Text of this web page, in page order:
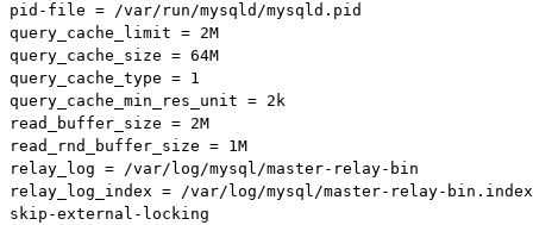
pid-file = /var/run/mysqld/mysqld.pid
query_cache_limit = 2M
query_cache_size = 64M
query_cache_type = 1
query_cache_min_res_unit = 2k
read_buffer_size = 2M
read_rnd_buffer_size = 1M
relay_log = /var/log/mysql/master-relay-bin
relay_log_index = /var/log/mysql/master-relay-bin.index
skip-external-locking